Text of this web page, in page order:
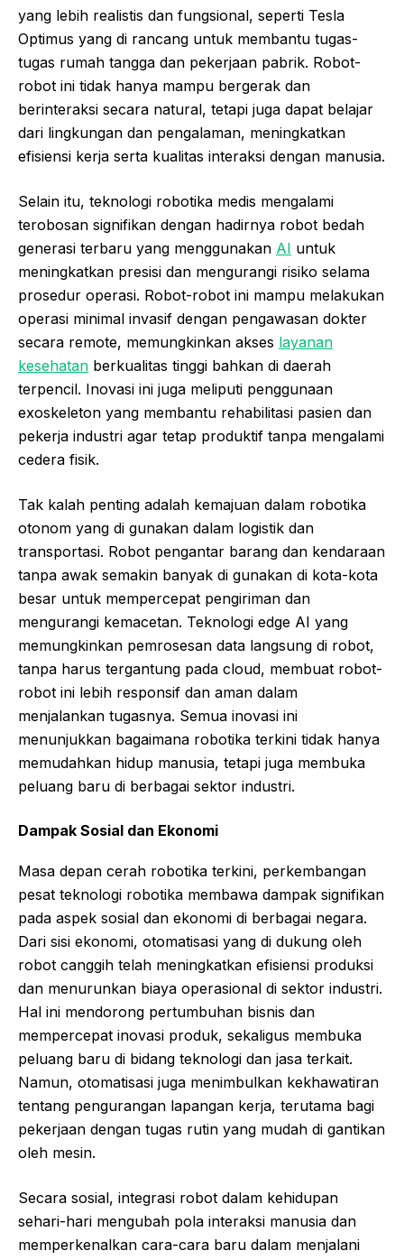
yang lebih realistis dan fungsional, seperti Tesla
Optimus yang di rancang untuk membantu tugas-
tugas rumah tangga dan pekerjaan pabrik. Robot-
robot ini tidak hanya mampu bergerak dan
berinteraksi secara natural, tetapi juga dapat belajar
dari lingkungan dan pengalaman, meningkatkan
efisiensi kerja serta kualitas interaksi dengan manusia.
Selain itu, teknologi robotika medis mengalami
terobosan signifikan dengan hadirnya robot bedah
generasi terbaru yang menggunakan AI untuk
meningkatkan presisi dan mengurangi risiko selama
prosedur operasi. Robot-robot ini mampu melakukan
operasi minimal invasif dengan pengawasan dokter
secara remote, memungkinkan akses layanan
kesehatan berkualitas tinggi bahkan di daerah
terpencil. Inovasi ini juga meliputi penggunaan
exoskeleton yang membantu rehabilitasi pasien dan
pekerja industri agar tetap produktif tanpa mengalami
cedera fisik.
Tak kalah penting adalah kemajuan dalam robotika
otonom yang di gunakan dalam logistik dan
transportasi. Robot pengantar barang dan kendaraan
tanpa awak semakin banyak di gunakan di kota-kota
besar untuk mempercepat pengiriman dan
mengurangi kemacetan. Teknologi edge AI yang
memungkinkan pemrosesan data langsung di robot,
tanpa harus tergantung pada cloud, membuat robot-
robot ini lebih responsif dan aman dalam
menjalankan tugasnya. Semua inovasi ini
menunjukkan bagaimana robotika terkini tidak hanya
memudahkan hidup manusia, tetapi juga membuka
peluang baru di berbagai sektor industri.
Dampak Sosial dan Ekonomi
Masa depan cerah robotika terkini, perkembangan
pesat teknologi robotika membawa dampak signifikan
pada aspek sosial dan ekonomi di berbagai negara.
Dari sisi ekonomi, otomatisasi yang di dukung oleh
robot canggih telah meningkatkan efisiensi produksi
dan menurunkan biaya operasional di sektor industri.
Hal ini mendorong pertumbuhan bisnis dan
mempercepat inovasi produk, sekaligus membuka
peluang baru di bidang teknologi dan jasa terkait.
Namun, otomatisasi juga menimbulkan kekhawatiran
tentang pengurangan lapangan kerja, terutama bagi
pekerjaan dengan tugas rutin yang mudah di gantikan
oleh mesin.
Secara sosial, integrasi robot dalam kehidupan
sehari-hari mengubah pola interaksi manusia dan
memperkenalkan cara-cara baru dalam menjalani